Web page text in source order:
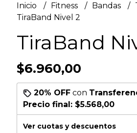
Inicio Fitness Bandas
TiraBand Nivel 2
TiraBand
$6.960,00
20% OFFcon
Precio final: $5.568,00
Ver cuotas y descuentos